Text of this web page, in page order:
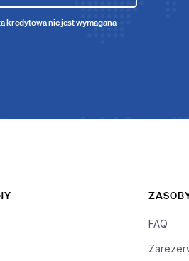
kredytowa nie jest wymagana
FAQ